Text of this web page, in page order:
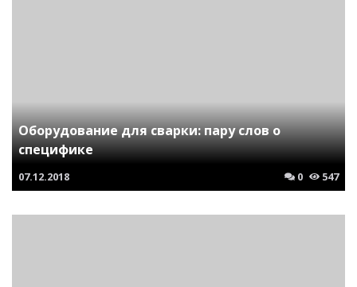
Оборудование для сварки: пару слов о
специфике
07.12.2018 0 547